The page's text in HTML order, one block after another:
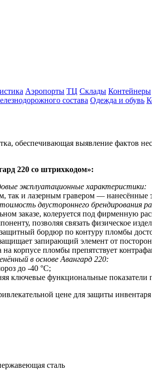
Аэропорты ТЦ Склады Контейнеры
состава Одежда и обувь
обеспечивающая выявление фактов
220 со штрихкодом»:
эксплуатационные характеристики:
так и лазерным гравером —
двустороннего брендирования
заказе, колеруется под фирменную
позволяя связать физическое
защитный бордюр по контуру пломбы
запирающий элемент от
корпусе пломбы препятствует
в основе Авангард 220:
до -40 °С;
ключевые функциональные
цене для защиты
сталь